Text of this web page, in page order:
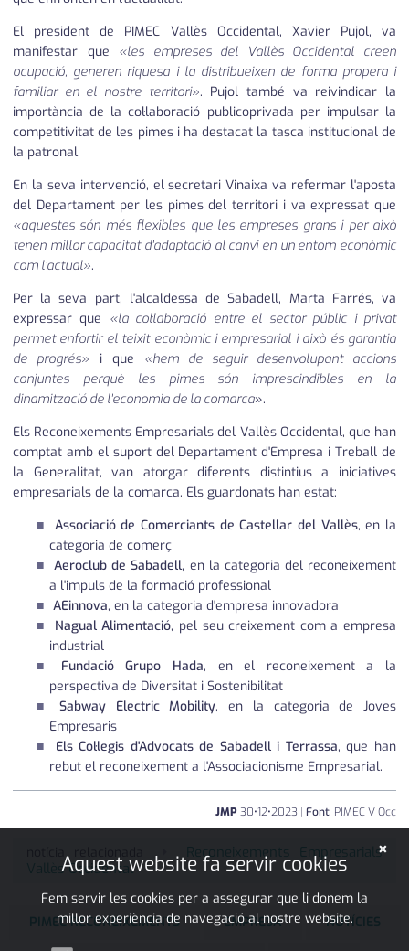
El president de PIMEC Vallès Occidental, Xavier Pujol, va
manifestar que «les empreses del Vallès Occidental creen
ocupació, generen riquesa i la distribueixen de forma propera i
familiar en el nostre territori». Pujol també va reivindicar la
importància de la col·laboració publicoprivada per impulsar la
competitivitat de les pimes i ha destacat la tasca institucional de
la patronal.
En la seva intervenció, el secretari Vinaixa va refermar l'aposta
del Departament per les pimes del territori i va expressat que
«aquestes són més flexibles que les empreses grans i per això
tenen millor capacitat d'adaptació al canvi en un entorn econòmic
com l'actual».
Per la seva part, l'alcaldessa de Sabadell, Marta Farrés, va
expressar que «la col·laboració entre el sector públic i privat
permet enfortir el teixit econòmic i empresarial i això és garantia
de progrés» i que «hem de seguir desenvolupant accions
conjuntes perquè les pimes són imprescindibles en la
dinamització de l'economia de la comarca».
Els Reconeixements Empresarials del Vallès Occidental, que han
comptat amb el suport del Departament d'Empresa i Treball de
la Generalitat, van atorgar diferents distintius a iniciatives
empresarials de la comarca. Els guardonats han estat:
Associació de Comerciants de Castellar del Vallès, en la
categoria de comerç
Aeroclub de Sabadell, en la categoria del reconeixement
a l'impuls de la formació professional
AEinnova, en la categoria d'empresa innovadora
Nagual Alimentació, pel seu creixement com a empresa
industrial
Fundació Grupo Hada, en el reconeixement a la
perspectiva de Diversitat i Sostenibilitat
Sabway Electric Mobility, en la categoria de Joves
Empresaris
Els Col·legis d'Advocats de Sabadell i Terrassa, que han
rebut el reconeixement a l'Associacionisme Empresarial.
JMP30•12•2023 | Font: PIMEC V Occ
notícia relacionada
Reconeixements Empresarials
Vallès Occidental
PIMEC RECONEIXEMENTS EMPRESA NOTÍCIES
×
Aquest website fa servir cookies
Fem servir les cookies per a assegurar que li donem la
millor experiència de navegació al nostre website.